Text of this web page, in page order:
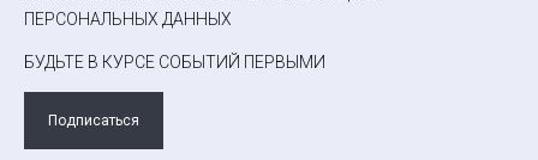
ПЕРСОНАЛЬНЫХ ДАННЫХ
БУДЬТЕ В КУРСЕ СОБЫТИЙ ПЕРВЫМИ
Подписаться